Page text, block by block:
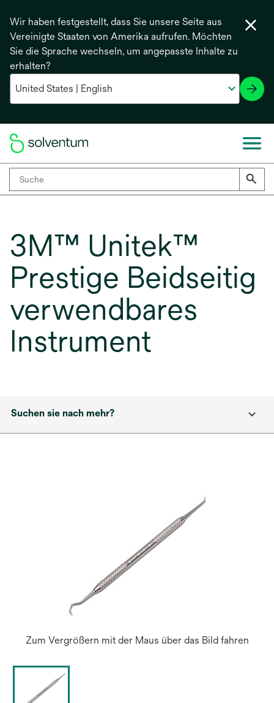
Wir haben festgestellt, dass Sie unsere Seite aus
Vereinigte Staaten von Amerika aufrufen. Möchten
Sie die Sprache wechseln, um angepasste Inhalte zu
erhalten?
3M™ Unitek™
Prestige Beidseitig
verwendbares
Instrument
Suchen sie nach mehr?
Zum Vergrößern mit der Maus über das Bild fahren